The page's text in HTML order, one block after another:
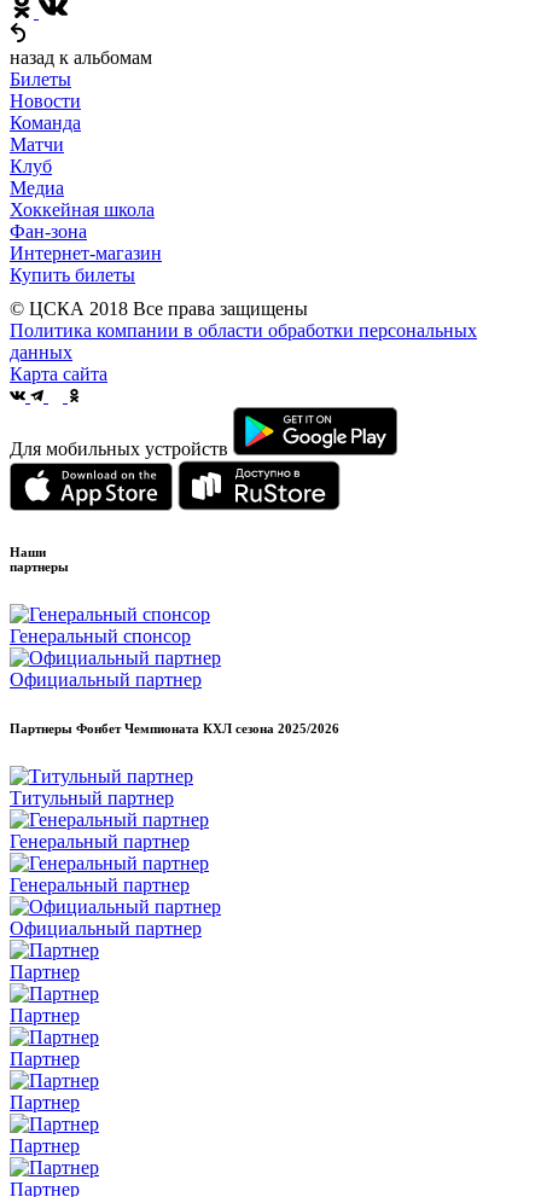
назад к альбомам
Билеты
Новости
Команда
Матчи
Клуб
Медиа
Хоккейная школа
Фан-зона
Интернет-магазин
Купить билеты
© ЦСКА 2018 Все права защищены
Политика компании в области обработки персональных
данных
Карта сайта
Для мобильных устройств
Наши
партнеры
Генеральный спонсор
Официальный партнер
Партнеры Фонбет Чемпионата КХЛ сезона 2025/2026
Титульный партнер
Генеральный партнер
Генеральный партнер
Официальный партнер
Партнер
Партнер
Партнер
Партнер
Партнер
Партнер